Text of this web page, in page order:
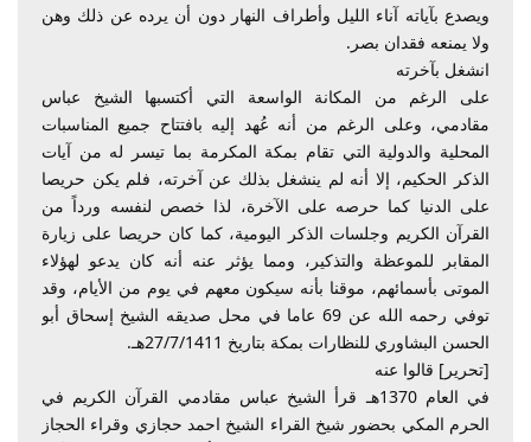
ويصدع بآياته آناء الليل وأطراف النهار دون أن يرده عن ذلك وهن
ولا يمنعه فقدان بصر.
انشغل بآخرته
على الرغم من المكانة الواسعة التي أكتسبها الشيخ عباس
مقادمي، وعلى الرغم من أنه عُهد إليه بافتتاح جميع المناسبات
المحلية والدولية التي تقام بمكة المكرمة بما تيسر له من آيات
الذكر الحكيم، إلا أنه لم ينشغل بذلك عن آخرته، فلم يكن حريصا
على الدنيا كما حرصه على الآخرة، لذا خصص لنفسه ورداً من
القرآن الكريم وجلسات الذكر اليومية، كما كان حريصا على زيارة
المقابر للموعظة والتذكير، ومما يؤثر عنه أنه كان يدعو لهؤلاء
الموتى بأسمائهم، موقنا بأنه سيكون معهم في يوم من الأيام، وقد
توفي رحمه الله عن 69 عاما في محل صديقه الشيخ إسحاق أبو
الحسن البشاوري للنظارات بمكة بتاريخ 27/7/1411هـ.
[تحرير] قالوا عنه
في العام 1370هـ قرأ الشيخ عباس مقادمي القرآن الكريم في
الحرم المكي بحضور شيخ القراء الشيخ احمد حجازي وقراء الحجاز